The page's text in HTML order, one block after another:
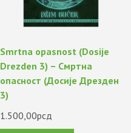
Smrtna opasnost (Dosije
Drezden 3) – Смртна
опасност (Досије Дрезден
3)
1.500,00рсд